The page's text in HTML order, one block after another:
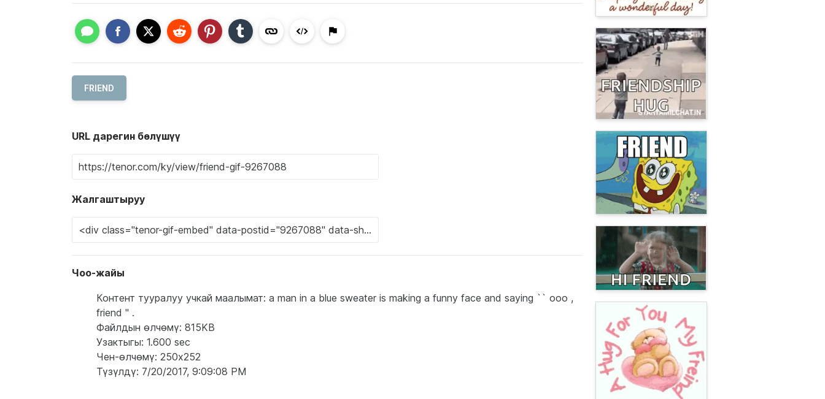
FRIEND
URL дарегин бөлүшүү
Жалгаштыруу
Чоо-жайы
Контент тууралуу учкай маалымат: a man in a blue sweater is making a funny face and saying `` ooo ,
friend '' .
Файлдын өлчөмү: 815KB
Узактыгы: 1.600 sec
Чен-өлчөмү: 250x252
Түзүлдү: 7/20/2017, 9:09:08 PM